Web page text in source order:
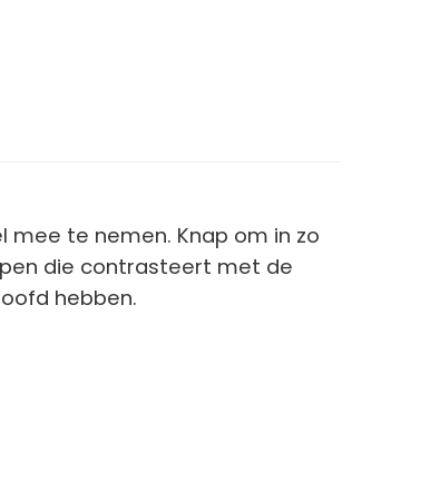
te nemen. Knap om in zo
die contrasteert met de
hebben.